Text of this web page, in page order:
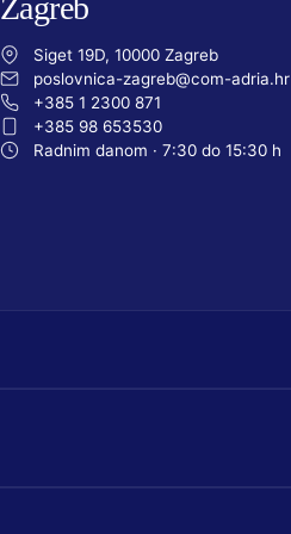
Zagreb
Siget 19D, 10000 Zagreb
poslovnica-zagreb@com-adria.hr
+385 1 2300 871
+385 98 653530
Radnim danom · 7:30 do 15:30 h